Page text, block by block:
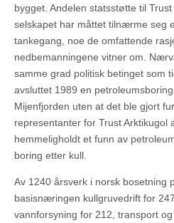
bygget. Andelen statsstøtte til
selskapet har måttet tilnærme seg
tankegang, noe de omfattende
nedbemanningene vitner om.
samme grad politisk betinget som
avsluttet 1989 en
Mijenfjorden uten at det ble gjort
representanter for Trust Arktikugol
hemmeligholdt et funn av
boring etter kull.
Av 1240 årsverk i norsk bosetning
basisnæringen kullgruvedrift for
vannforsyning for 212, transport